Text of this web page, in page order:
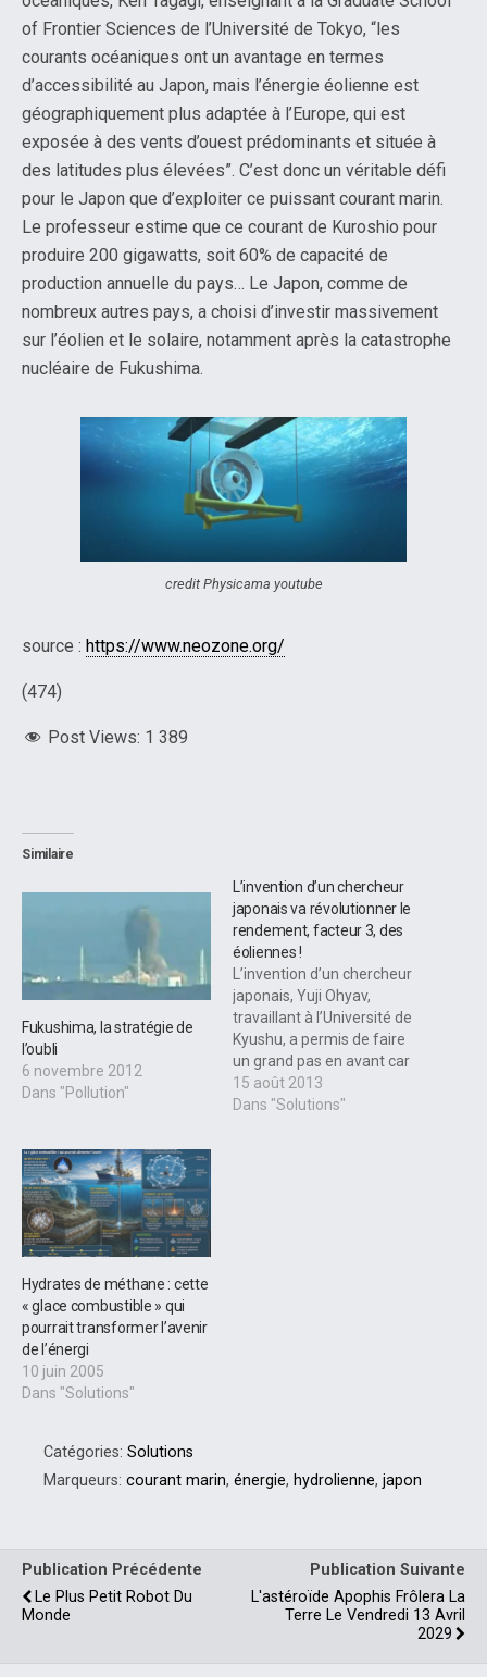
of Frontier Sciences de l’Université de Tokyo, “les
courants océaniques ont un avantage en termes
d’accessibilité au Japon, mais l’énergie éolienne est
géographiquement plus adaptée à l’Europe, qui est
exposée à des vents d’ouest prédominants et située à
des latitudes plus élevées”. C’est donc un véritable défi
pour le Japon que d’exploiter ce puissant courant marin.
Le professeur estime que ce courant de Kuroshio pour
produire 200 gigawatts, soit 60% de capacité de
production annuelle du pays… Le Japon, comme de
nombreux autres pays, a choisi d’investir massivement
sur l’éolien et le solaire, notamment après la catastrophe
nucléaire de Fukushima.
credit Physicama youtube
source : https://www.neozone.org/
(474)
Post Views: 1 389
Similaire
Fukushima, la stratégie de
l’oubli
6 novembre 2012
Dans "Pollution"
L’invention d’un chercheur
japonais va révolutionner le
rendement, facteur 3, des
éoliennes !
L’invention d’un chercheur
japonais, Yuji Ohyav,
travaillant à l’Université de
Kyushu, a permis de faire
un grand pas en avant car
elle permet de multiplier le
rendement des éoliennes
15 août 2013
Dans "Solutions"
Hydrates de méthane : cette
« glace combustible » qui
pourrait transformer l’avenir
de l’énergi
10 juin 2005
Dans "Solutions"
Catégories: Solutions
Marqueurs: courant marin, énergie, hydrolienne, japon
Publication Précédente
Le Plus Petit Robot Du
Monde
Publication Suivante
L'astéroïde Apophis Frôlera La
Terre Le Vendredi 13 Avril
2029